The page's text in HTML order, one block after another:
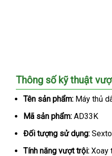
Nhập
sỉ
Máy
dâm
động
Leten
Thông số kỹ thuật
Tên sản phẩm: Máy thủ
Mã sản phẩm: AD33K
Đối tượng sử dụng:
Tính năng vượt trội: Xoay